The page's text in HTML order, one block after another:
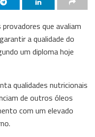
que avaliam
a qualidade do
um diploma hoje
qualidades nutricionais
de outros óleos
com um elevado